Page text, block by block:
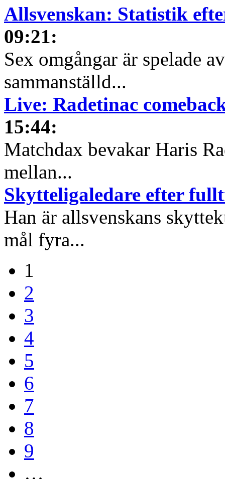
Allsvenskan: Statistik
09:21:
Sex omgångar är spelade
sammanställd...
Live: Radetinac
15:44:
Matchdax bevakar Haris
mellan...
Skytteligaledare efter
Han är allsvenskans
mål fyra...
1
2
3
4
5
6
7
8
9
…